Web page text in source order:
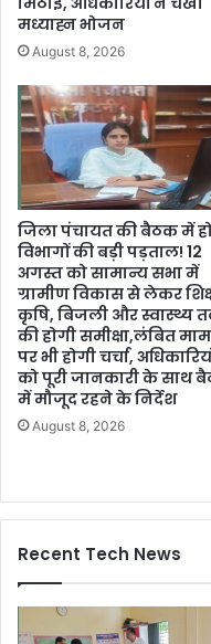
मध्याह्न भोजन
August 8, 2026
जिला पंचायत की बैठक में
विभागों की बड़ी पड़ताल! 12
अगस्त को सामान्य सभा में
ग्रामीण विकास से लेकर
कृषि, बिजली और स्वास्थ्य
की होगी समीक्षा,लंबित
पर भी होगी चर्चा,
को पूरी जानकारी के साथ
में मौजूद रहने के निर्देश
August 8, 2026
Recent Tech News